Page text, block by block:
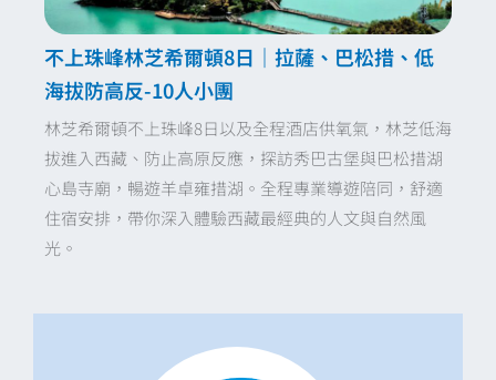
不上珠峰林芝希爾頓8日｜拉薩、巴松措、低
海拔防高反-10人小團
林芝希爾頓不上珠峰8日以及全程酒店供氧氣，林芝低海
拔進入西藏、防止高原反應，探訪秀巴古堡與巴松措湖
心島寺廟，暢遊羊卓雍措湖。全程專業導遊陪同，舒適
住宿安排，帶你深入體驗西藏最經典的人文與自然風
光。